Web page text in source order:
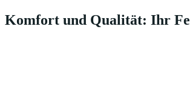
Komfort und Qualität: Ihr